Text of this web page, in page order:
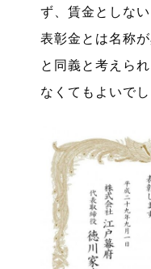
ず、賃金としな
表彰金とは名称
と同義と考えら
なくてもよいでし